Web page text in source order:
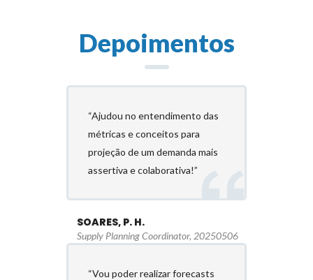
Depoimentos
“Ajudou no entendimento das
métricas e conceitos para
projeção de um demanda mais
assertiva e colaborativa!”
SOARES, P. H.
Supply Planning Coordinator, 20250506
“Vou poder realizar forecasts